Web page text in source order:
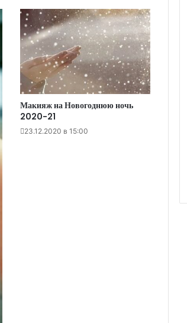
Макияж на Новогоднюю ночь
2020-21
23.12.2020 в 15:00